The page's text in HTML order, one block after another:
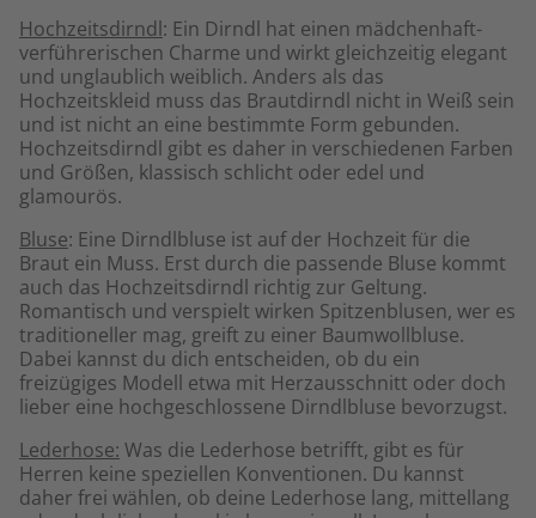
Hochzeitsdirndl: Ein Dirndl hat einen mädchenhaft-
verführerischen Charme und wirkt gleichzeitig elegant
und unglaublich weiblich. Anders als das
Hochzeitskleid muss das Brautdirndl nicht in Weiß sein
und ist nicht an eine bestimmte Form gebunden.
Hochzeitsdirndl gibt es daher in verschiedenen Farben
und Größen, klassisch schlicht oder edel und
glamourös.
Bluse: Eine Dirndlbluse ist auf der Hochzeit für die
Braut ein Muss. Erst durch die passende Bluse kommt
auch das Hochzeitsdirndl richtig zur Geltung.
Romantisch und verspielt wirken Spitzenblusen, wer es
traditioneller mag, greift zu einer Baumwollbluse.
Dabei kannst du dich entscheiden, ob du ein
freizügiges Modell etwa mit Herzausschnitt oder doch
lieber eine hochgeschlossene Dirndlbluse bevorzugst.
Lederhose: Was die Lederhose betrifft, gibt es für
Herren keine speziellen Konventionen. Du kannst
daher frei wählen, ob deine Lederhose lang, mittellang